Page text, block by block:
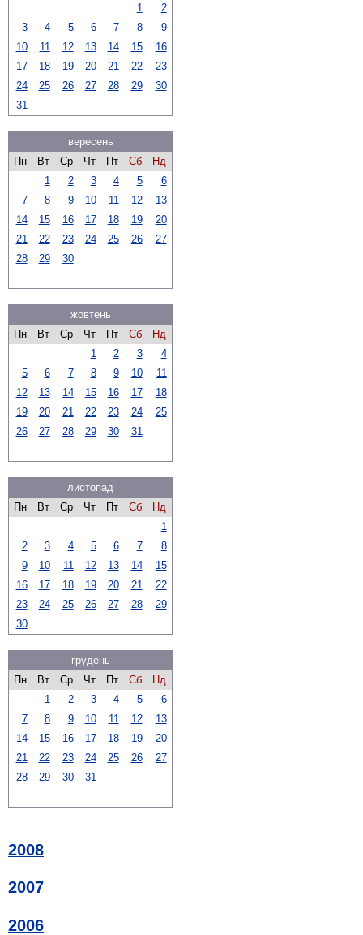
1
2
3
4 5 6 7 8
9
10
11 12 13 14 15
16
17
18 19 20 21 22
23
24
25 26 27 28 29
30
31
вересень
Пн
Вт Ср Чт Пт Сб
Нд
1
2 3 4 5
6
7
8 9 10 11 12
13
14
15 16 17 18 19
20
21
22 23 24 25 26
27
28
29 30
жовтень
Пн
Вт Ср Чт Пт Сб
Нд
1
2 3
4
5
6 7 8 9 10
11
12
13 14 15 16 17
18
19
20 21 22 23 24
25
26
27 28 29 30 31
листопад
Пн
Вт Ср Чт Пт Сб
Нд
1
2
3 4 5 6 7
8
9
10 11 12 13 14
15
16
17 18 19 20 21
22
23
24 25 26 27 28
29
30
грудень
Пн
Вт Ср Чт Пт Сб
Нд
1
2 3 4 5
6
7
8 9 10 11 12
13
14
15 16 17 18 19
20
21
22 23 24 25 26
27
28
29 30 31
2008
2007
2006